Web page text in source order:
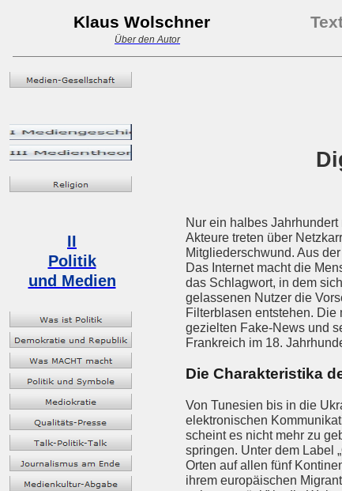
Klaus Wolschner
Über den Autor
II
Politik
und Medien
Nur ein halbes
Akteure treten über
Mitgliederschwund. Aus
Das Internet macht die
das Schlagwort, in dem
gelassenen Nutzer die
Filterblasen entstehen.
gezielten Fake-News und
Frankreich im 18.
Die Charakteristika
Von Tunesien bis in die
elektronischen
scheint es nicht mehr zu
springen. Unter dem Label
Orten auf allen fünf
ihrem europäischen